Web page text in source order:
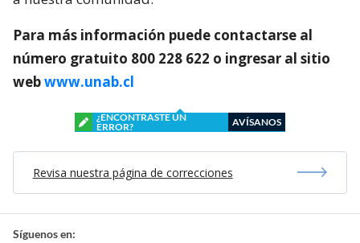
Para más información puede contactarse al
número gratuito 800 228 622 o ingresar al sitio
webwww.unab.cl
¿ENCONTRASTE UN
ERROR?
AVÍSANOS
Revisa nuestra página de correcciones
Síguenos en: